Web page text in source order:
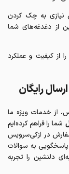
نیازی به چک کردن
از دغدغه‌های شما
شما را از کیفیت و عملکرد
از خدمات ویژه ما
شما را فراهم کرده‌ایم
در ازکی‌سرویس
به سوالات
دلنشین را تجربه